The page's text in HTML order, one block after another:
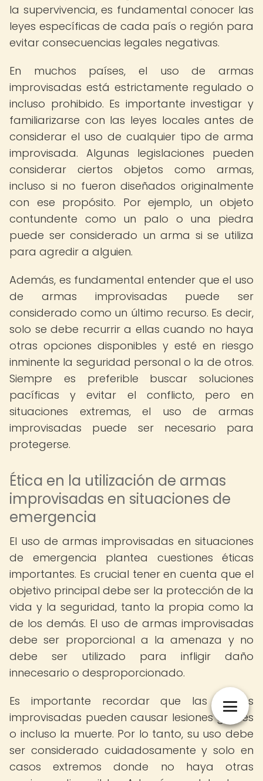
la supervivencia, es fundamental conocer las
leyes específicas de cada país o región para
evitar consecuencias legales negativas.
En muchos países, el uso de armas
improvisadas está estrictamente regulado o
incluso prohibido. Es importante investigar y
familiarizarse con las leyes locales antes de
considerar el uso de cualquier tipo de arma
improvisada. Algunas legislaciones pueden
considerar ciertos objetos como armas,
incluso si no fueron diseñados originalmente
con ese propósito. Por ejemplo, un objeto
contundente como un palo o una piedra
puede ser considerado un arma si se utiliza
para agredir a alguien.
Además, es fundamental entender que el uso
de armas improvisadas puede ser
considerado como un último recurso. Es decir,
solo se debe recurrir a ellas cuando no haya
otras opciones disponibles y esté en riesgo
inminente la seguridad personal o la de otros.
Siempre es preferible buscar soluciones
pacíficas y evitar el conflicto, pero en
situaciones extremas, el uso de armas
improvisadas puede ser necesario para
protegerse.
Ética en la utilización de armas
improvisadas en situaciones de
emergencia
El uso de armas improvisadas en situaciones
de emergencia plantea cuestiones éticas
importantes. Es crucial tener en cuenta que el
objetivo principal debe ser la protección de la
vida y la seguridad, tanto la propia como la
de los demás. El uso de armas improvisadas
debe ser proporcional a la amenaza y no
debe ser utilizado para infligir daño
innecesario o desproporcionado.
Es importante recordar que las armas
improvisadas pueden causar lesiones graves
o incluso la muerte. Por lo tanto, su uso debe
ser considerado cuidadosamente y solo en
casos extremos donde no haya otras